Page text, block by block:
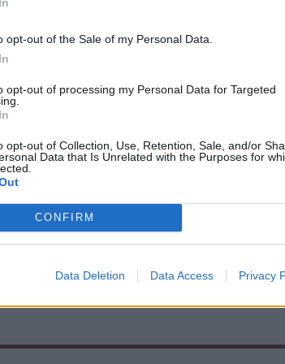
opt-out of the Sale of my Personal Data.
opt-out of processing my Personal Data for Targeted
opt-out of Collection, Use, Retention, Sale, and/or
Data that Is Unrelated with the Purposes for
CONFIRM
Data Deletion Data Access Privacy
az egyik legfontosabb feladat az
Tudományegyetem Orvos- és
vett részt csütörtökön